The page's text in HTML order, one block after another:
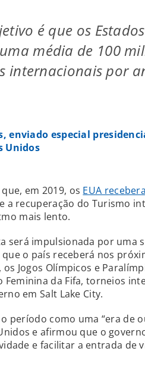
é que os
média de 100
internacionais por
enviado especial
Unidos
em 2019, os EUA
e a recuperação do Turismo
mais lento.
será impulsionada por uma
o país receberá nos
Jogos Olímpicos e
Feminina da Fifa, torneios
em Salt Lake City.
período como uma “era de
e afirmou que o
e facilitar a entrada de